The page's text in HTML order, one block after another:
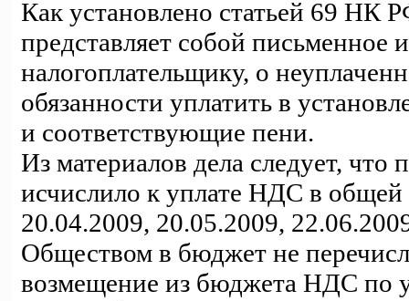
Как установлено статьей 69 НК
представляет собой письменное
налогоплательщику, о
обязанности уплатить в
и соответствующие пени.
Из материалов дела следует,
исчислило к уплате НДС в
20.04.2009, 20.05.2009,
Обществом в бюджет не
возмещение из бюджета НДС по